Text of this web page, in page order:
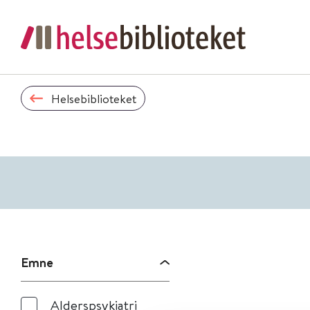
Helsebiblioteket
Emne
Alderspsykiatri